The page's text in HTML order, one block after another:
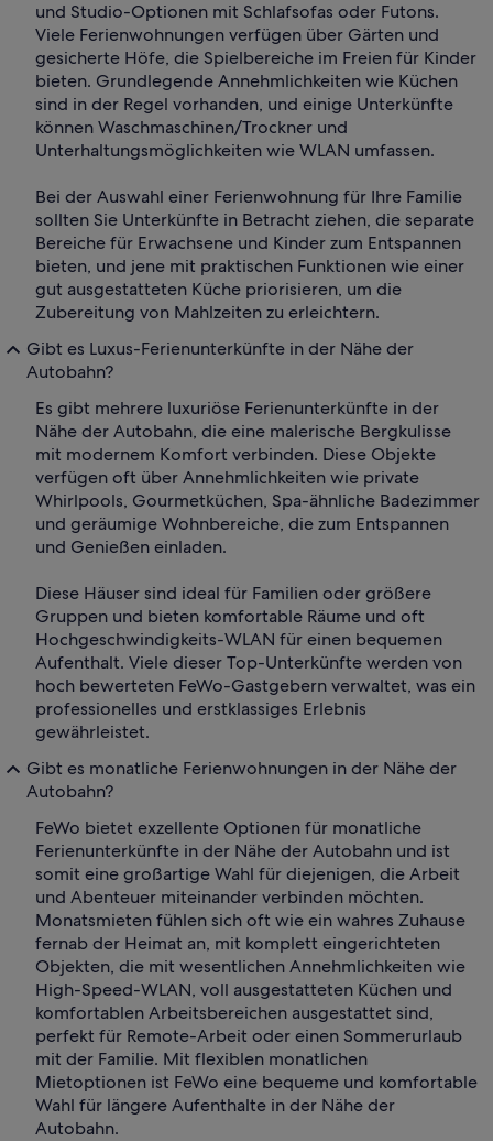
und Studio-Optionen mit Schlafsofas oder Futons.
Viele Ferienwohnungen verfügen über Gärten und
gesicherte Höfe, die Spielbereiche im Freien für Kinder
bieten. Grundlegende Annehmlichkeiten wie Küchen
sind in der Regel vorhanden, und einige Unterkünfte
können Waschmaschinen/Trockner und
Unterhaltungsmöglichkeiten wie WLAN umfassen.
Bei der Auswahl einer Ferienwohnung für Ihre Familie
sollten Sie Unterkünfte in Betracht ziehen, die separate
Bereiche für Erwachsene und Kinder zum Entspannen
bieten, und jene mit praktischen Funktionen wie einer
gut ausgestatteten Küche priorisieren, um die
Zubereitung von Mahlzeiten zu erleichtern.
Gibt es Luxus-Ferienunterkünfte in der Nähe der
Autobahn?
Es gibt mehrere luxuriöse Ferienunterkünfte in der
Nähe der Autobahn, die eine malerische Bergkulisse
mit modernem Komfort verbinden. Diese Objekte
verfügen oft über Annehmlichkeiten wie private
Whirlpools, Gourmetküchen, Spa-ähnliche Badezimmer
und geräumige Wohnbereiche, die zum Entspannen
und Genießen einladen.
Diese Häuser sind ideal für Familien oder größere
Gruppen und bieten komfortable Räume und oft
Hochgeschwindigkeits-WLAN für einen bequemen
Aufenthalt. Viele dieser Top-Unterkünfte werden von
hoch bewerteten FeWo-Gastgebern verwaltet, was ein
professionelles und erstklassiges Erlebnis
gewährleistet.
Gibt es monatliche Ferienwohnungen in der Nähe der
Autobahn?
FeWo bietet exzellente Optionen für monatliche
Ferienunterkünfte in der Nähe der Autobahn und ist
somit eine großartige Wahl für diejenigen, die Arbeit
und Abenteuer miteinander verbinden möchten.
Monatsmieten fühlen sich oft wie ein wahres Zuhause
fernab der Heimat an, mit komplett eingerichteten
Objekten, die mit wesentlichen Annehmlichkeiten wie
High-Speed-WLAN, voll ausgestatteten Küchen und
komfortablen Arbeitsbereichen ausgestattet sind,
perfekt für Remote-Arbeit oder einen Sommerurlaub
mit der Familie. Mit flexiblen monatlichen
Mietoptionen ist FeWo eine bequeme und komfortable
Wahl für längere Aufenthalte in der Nähe der
Autobahn.